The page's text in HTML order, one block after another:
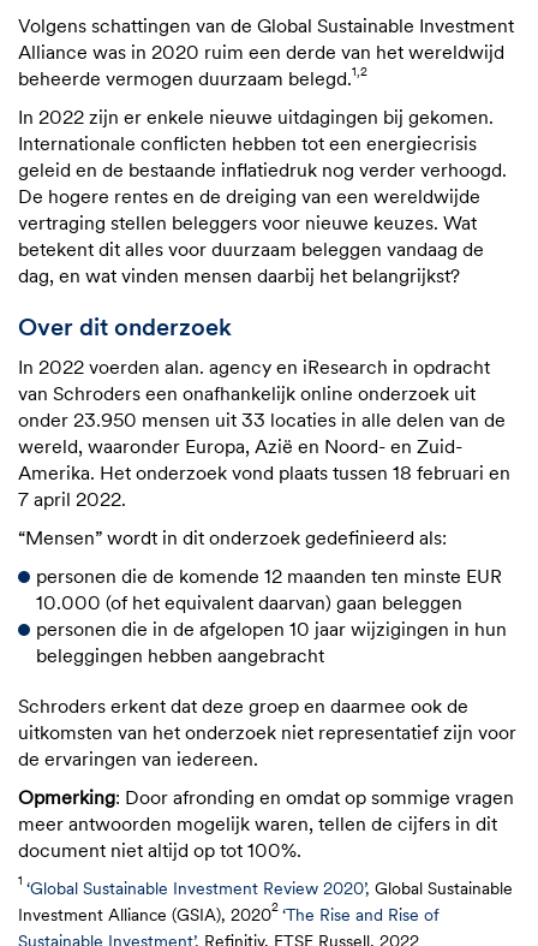
Volgens schattingen van de Global Sustainable Investment
Alliance was in 2020 ruim een derde van het wereldwijd
beheerde vermogen duurzaam belegd.1,2
In 2022 zijn er enkele nieuwe uitdagingen bij gekomen.
Internationale conflicten hebben tot een energiecrisis
geleid en de bestaande inflatiedruk nog verder verhoogd.
De hogere rentes en de dreiging van een wereldwijde
vertraging stellen beleggers voor nieuwe keuzes. Wat
betekent dit alles voor duurzaam beleggen vandaag de
dag, en wat vinden mensen daarbij het belangrijkst?
Over dit onderzoek
In 2022 voerden alan. agency en iResearch in opdracht
van Schroders een onafhankelijk online onderzoek uit
onder 23.950 mensen uit 33 locaties in alle delen van de
wereld, waaronder Europa, Azië en Noord- en Zuid-
Amerika. Het onderzoek vond plaats tussen 18 februari en
7 april 2022.
“Mensen” wordt in dit onderzoek gedefinieerd als:
personen die de komende 12 maanden ten minste EUR
10.000 (of het equivalent daarvan) gaan beleggen
personen die in de afgelopen 10 jaar wijzigingen in hun
beleggingen hebben aangebracht
Schroders erkent dat deze groep en daarmee ook de
uitkomsten van het onderzoek niet representatief zijn voor
de ervaringen van iedereen.
Opmerking: Door afronding en omdat op sommige vragen
meer antwoorden mogelijk waren, tellen de cijfers in dit
document niet altijd op tot 100%.
1 ‘Global Sustainable Investment Review 2020’, Global Sustainable
Investment Alliance (GSIA), 20202 ‘The Rise and Rise of